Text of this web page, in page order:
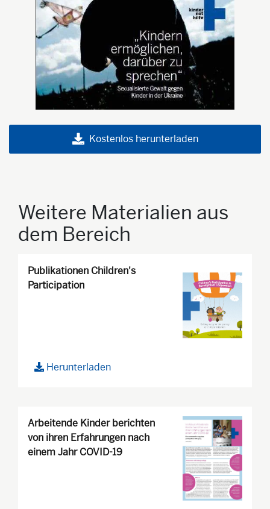
Kostenlos herunterladen
Weitere Materialien aus
dem Bereich
Publikationen Children's
Participation
Herunterladen
Arbeitende Kinder berichten
von ihren Erfahrungen nach
einem Jahr COVID-19